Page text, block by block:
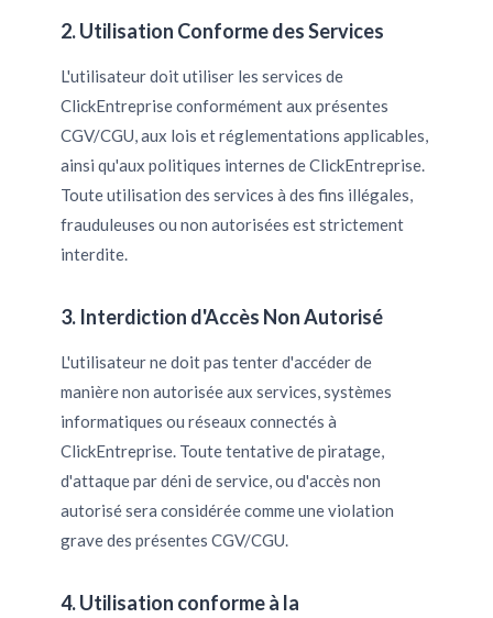
2. Utilisation Conforme des Services
L'utilisateur doit utiliser les services de
ClickEntreprise conformément aux présentes
CGV/CGU, aux lois et réglementations applicables,
ainsi qu'aux politiques internes de ClickEntreprise.
Toute utilisation des services à des fins illégales,
frauduleuses ou non autorisées est strictement
interdite.
3. Interdiction d'Accès Non Autorisé
L'utilisateur ne doit pas tenter d'accéder de
manière non autorisée aux services, systèmes
informatiques ou réseaux connectés à
ClickEntreprise. Toute tentative de piratage,
d'attaque par déni de service, ou d'accès non
autorisé sera considérée comme une violation
grave des présentes CGV/CGU.
4. Utilisation conforme à la